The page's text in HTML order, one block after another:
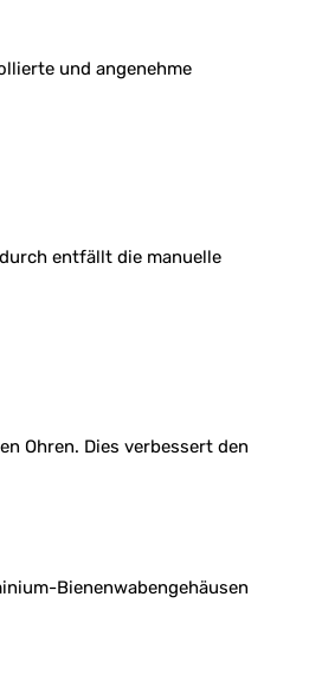
und angenehme
entfällt die manuelle
Ohren. Dies verbessert den
Bienenwabengehäusen